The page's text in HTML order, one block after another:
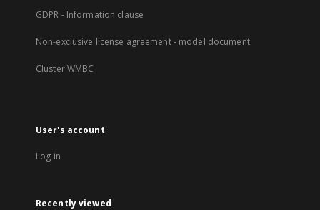
GDPR - Information clause
Non-exclusive license agreement - model document
Cluster WMBC
User's account
Log in
Recently viewed